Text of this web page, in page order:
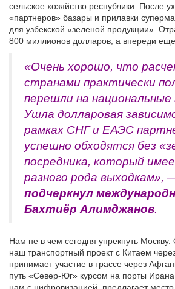
сельское хозяйство республики. После
«партнеров» базары и прилавки
для узбекской «зеленой продукции».
800 миллионов долларов, а впереди
«Очень хорошо, что
странами практически
перешли на
Ушла долларовая
рамках СНГ и ЕАЭС
успешно обходятся без
посредника, который
разного рода выходкам»,
подчеркнул
Бахтиёр Алимджанов.
Нам не в чем сегодня упрекнуть
наш транспортный проект с Китаем
принимает участие в трассе через
путь «Север-Юг» курсом на порты
нам с цифровизацией, предлагает место